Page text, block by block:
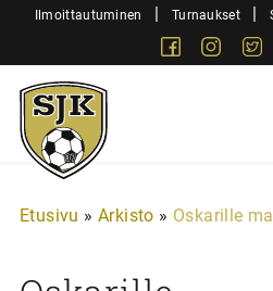
SiirryIlmoittautuminen | Turnaukset |
Facebook
Sjk-
Juniorit
Etusivu » Arkisto » Oskarille